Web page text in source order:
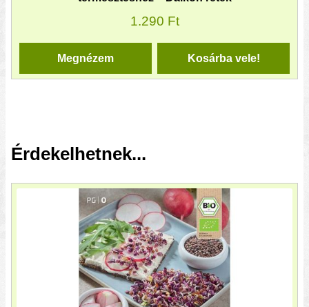
1.290 Ft
Kosárba vele!
Megnézem
Érdekelhetnek...